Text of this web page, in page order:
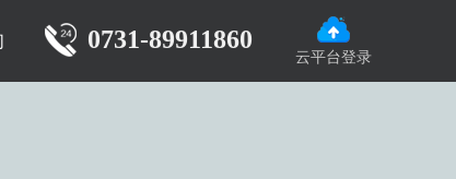
云平台登录
0731-89911860